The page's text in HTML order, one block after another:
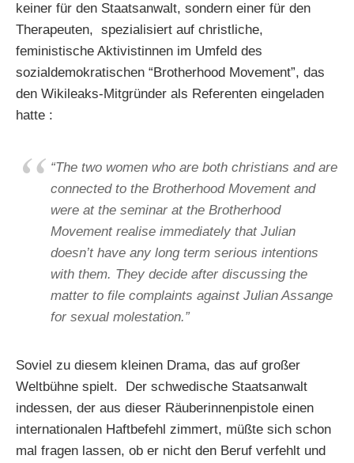
keiner für den Staatsanwalt, sondern einer für den
Therapeuten, spezialisiert auf christliche,
feministische Aktivistinnen im Umfeld des
sozialdemokratischen “Brotherhood Movement”, das
den Wikileaks-Mitgründer als Referenten eingeladen
hatte :
“The two women who are both christians and are
connected to the Brotherhood Movement and
were at the seminar at the Brotherhood
Movement realise immediately that Julian
doesn’t have any long term serious intentions
with them. They decide after discussing the
matter to file complaints against Julian Assange
for sexual molestation.”
Soviel zu diesem kleinen Drama, das auf großer
Weltbühne spielt. Der schwedische Staatsanwalt
indessen, der aus dieser Räuberinnenpistole einen
internationalen Haftbefehl zimmert, müßte sich schon
mal fragen lassen, ob er nicht den Beruf verfehlt und